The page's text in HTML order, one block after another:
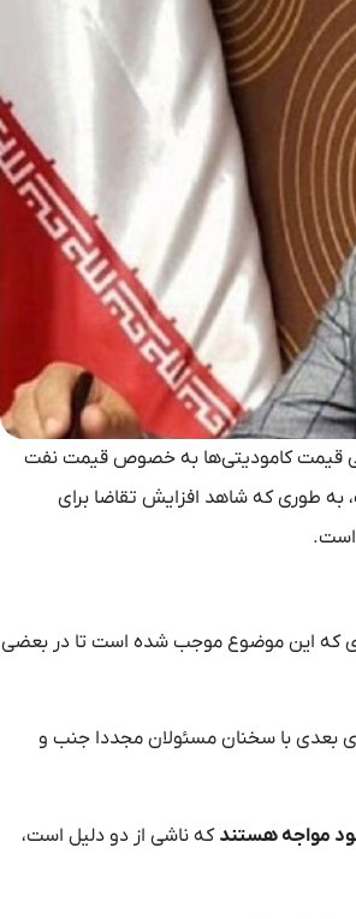
قیمت کامودیتی‌ها به خصوص قیمت نفت
به طوری که شاهد افزایش تقاضا برای
است.
که این موضوع موجب شده است تا در بعضی
بعدی با سخنان مسئولان مجددا جنب و
مواجه هستند که ناشی از دو دلیل است،